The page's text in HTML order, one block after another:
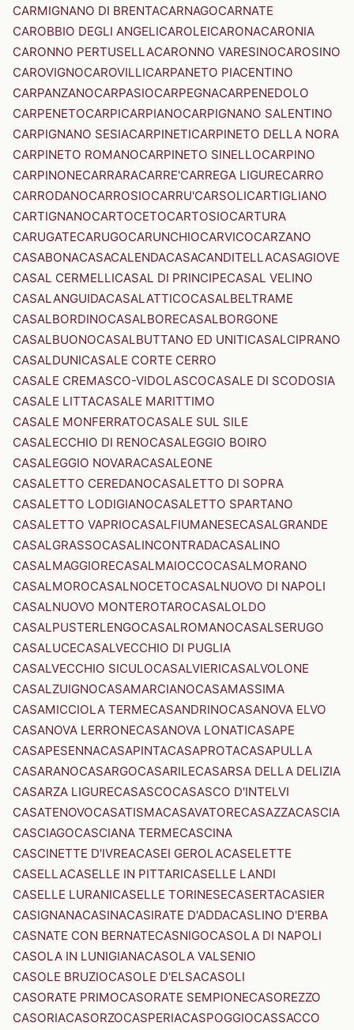
CARMIGNANO DI BRENTACARNAGOCARNATE
CAROBBIO DEGLI ANGELICAROLEICARONACARONIA
CARONNO PERTUSELLACARONNO VARESINOCAROSINO
CAROVIGNOCAROVILLICARPANETO PIACENTINO
CARPANZANOCARPASIOCARPEGNACARPENEDOLO
CARPENETOCARPICARPIANOCARPIGNANO SALENTINO
CARPIGNANO SESIACARPINETICARPINETO DELLA NORA
CARPINETO ROMANOCARPINETO SINELLOCARPINO
CARPINONECARRARACARRE'CARREGA LIGURECARRO
CARRODANOCARROSIOCARRU'CARSOLICARTIGLIANO
CARTIGNANOCARTOCETOCARTOSIOCARTURA
CARUGATECARUGOCARUNCHIOCARVICOCARZANO
CASABONACASACALENDACASACANDITELLACASAGIOVE
CASAL CERMELLICASAL DI PRINCIPECASAL VELINO
CASALANGUIDACASALATTICOCASALBELTRAME
CASALBORDINOCASALBORECASALBORGONE
CASALBUONOCASALBUTTANO ED UNITICASALCIPRANO
CASALDUNICASALE CORTE CERRO
CASALE CREMASCO-VIDOLASCOCASALE DI SCODOSIA
CASALE LITTACASALE MARITTIMO
CASALE MONFERRATOCASALE SUL SILE
CASALECCHIO DI RENOCASALEGGIO BOIRO
CASALEGGIO NOVARACASALEONE
CASALETTO CEREDANOCASALETTO DI SOPRA
CASALETTO LODIGIANOCASALETTO SPARTANO
CASALETTO VAPRIOCASALFIUMANESECASALGRANDE
CASALGRASSOCASALINCONTRADACASALINO
CASALMAGGIORECASALMAIOCCOCASALMORANO
CASALMOROCASALNOCETOCASALNUOVO DI NAPOLI
CASALNUOVO MONTEROTAROCASALOLDO
CASALPUSTERLENGOCASALROMANOCASALSERUGO
CASALUCECASALVECCHIO DI PUGLIA
CASALVECCHIO SICULOCASALVIERICASALVOLONE
CASALZUIGNOCASAMARCIANOCASAMASSIMA
CASAMICCIOLA TERMECASANDRINOCASANOVA ELVO
CASANOVA LERRONECASANOVA LONATICASAPE
CASAPESENNACASAPINTACASAPROTACASAPULLA
CASARANOCASARGOCASARILECASARSA DELLA DELIZIA
CASARZA LIGURECASASCOCASASCO D'INTELVI
CASATENOVOCASATISMACASAVATORECASAZZACASCIA
CASCIAGOCASCIANA TERMECASCINA
CASCINETTE D'IVREACASEI GEROLACASELETTE
CASELLACASELLE IN PITTARICASELLE LANDI
CASELLE LURANICASELLE TORINESECASERTACASIER
CASIGNANACASINACASIRATE D'ADDACASLINO D'ERBA
CASNATE CON BERNATECASNIGOCASOLA DI NAPOLI
CASOLA IN LUNIGIANACASOLA VALSENIO
CASOLE BRUZIOCASOLE D'ELSACASOLI
CASORATE PRIMOCASORATE SEMPIONECASOREZZO
CASORIACASORZOCASPERIACASPOGGIOCASSACCO